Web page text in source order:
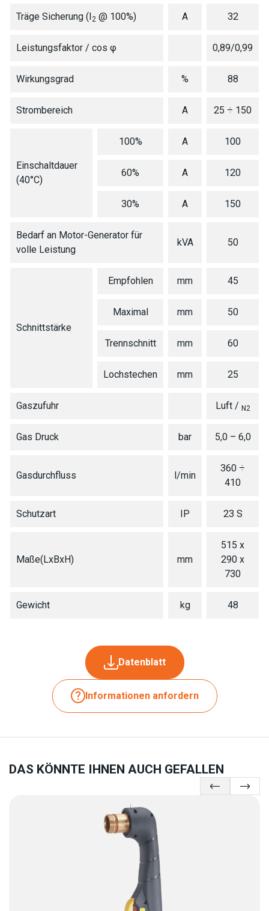
Träge Sicherung (I 2 @ 100%) A 32
Leistungsfaktor / cos φ 0,89/0,99
Wirkungsgrad % 88
Strombereich A 25 ÷ 150
Einschaltdauer
(40°C)
100% A 100
60% A 120
30% A 150
Bedarf an Motor-Generator für
volle Leistung
kVA 50
Schnittstärke
Empfohlen mm 45
Maximal mm 50
Trennschnitt mm 60
Lochstechen mm 25
Gaszufuhr Luft / N2
Gas Druck bar 5,0 – 6,0
Gasdurchfluss l/min
360 ÷
410
Schutzart IP 23 S
Maße(LxBxH) mm
515 x
290 x
730
Gewicht kg 48
Datenblatt
Informationen anfordern
DAS KÖNNTE IHNEN AUCH GEFALLEN